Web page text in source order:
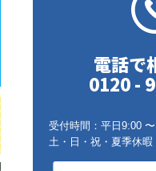
電話で
0120 -
受付時間：平日9:00
土・日・祝・夏季休